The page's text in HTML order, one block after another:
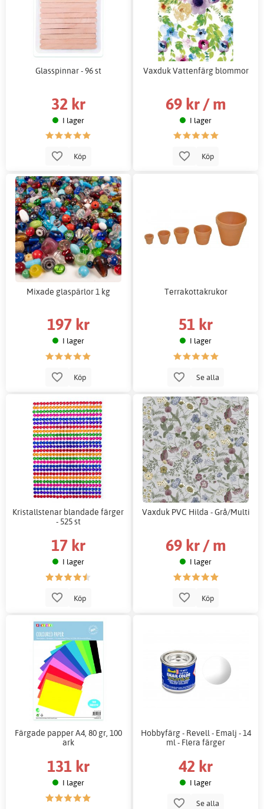
Glasspinnar - 96 st
32 kr
I lager
Köp
Vaxduk Vattenfärg blommor
69 kr / m
I lager
Köp
Mixade glaspärlor 1 kg
197 kr
I lager
Köp
Terrakottakrukor
51 kr
I lager
Se alla
Kristallstenar blandade färger
- 525 st
17 kr
I lager
Köp
Vaxduk PVC Hilda - Grå/Multi
69 kr / m
I lager
Köp
Färgade papper A4, 80 gr, 100
ark
131 kr
I lager
Hobbyfärg - Revell - Emalj - 14
ml - Flera färger
42 kr
I lager
Se alla